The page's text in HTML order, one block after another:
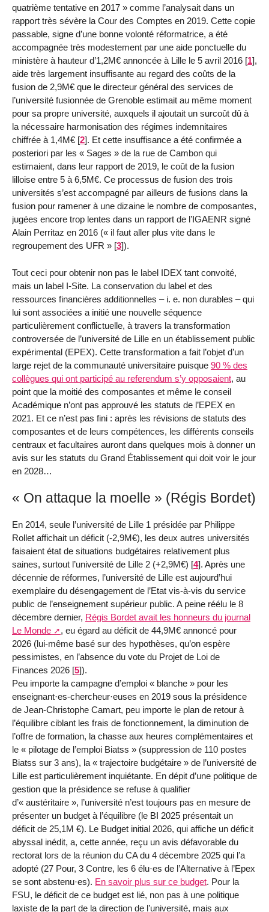
quatrième tentative en 2017 » comme l’analysait dans un
rapport très sévère la Cour des Comptes en 2019. Cette copie
passable, signe d’une bonne volonté réformatrice, a été
accompagnée très modestement par une aide ponctuelle du
ministère à hauteur d’1,2M€ annoncée à Lille le 5 avril 2016 [1],
aide très largement insuffisante au regard des coûts de la
fusion de 2,9M€ que le directeur général des services de
l’université fusionnée de Grenoble estimait au même moment
pour sa propre université, auxquels il ajoutait un surcoût dû à
la nécessaire harmonisation des régimes indemnitaires
chiffrée à 1,4M€ [2]. Et cette insuffisance a été confirmée a
posteriori par les « Sages » de la rue de Cambon qui
estimaient, dans leur rapport de 2019, le coût de la fusion
lilloise entre 5 à 6,5M€. Ce processus de fusion des trois
universités s’est accompagné par ailleurs de fusions dans la
fusion pour ramener à une dizaine le nombre de composantes,
jugées encore trop lentes dans un rapport de l’IGAENR signé
Alain Perritaz en 2016 (« il faut aller plus vite dans le
regroupement des UFR » [3]).
Tout ceci pour obtenir non pas le label IDEX tant convoité,
mais un label I-Site. La conservation du label et des
ressources financières additionnelles – i. e. non durables – qui
lui sont associées a initié une nouvelle séquence
particulièrement conflictuelle, à travers la transformation
controversée de l’université de Lille en un établissement public
expérimental (EPEX). Cette transformation a fait l’objet d’un
large rejet de la communauté universitaire puisque 90 % des
collègues qui ont participé au referendum s’y opposaient, au
point que la moitié des composantes et même le conseil
Académique n’ont pas approuvé les statuts de l’EPEX en
2021. Et ce n’est pas fini : après les révisions de statuts des
composantes et de leurs compétences, les différents conseils
centraux et facultaires auront dans quelques mois à donner un
avis sur les statuts du Grand Établissement qui doit voir le jour
en 2028…
« On attaque la moelle » (Régis Bordet)
En 2014, seule l’université de Lille 1 présidée par Philippe
Rollet affichait un déficit (-2,9M€), les deux autres universités
faisaient état de situations budgétaires relativement plus
saines, surtout l’université de Lille 2 (+2,9M€) [4]. Après une
décennie de réformes, l’université de Lille est aujourd’hui
exemplaire du désengagement de l’Etat vis-à-vis du service
public de l’enseignement supérieur public. A peine réélu le 8
décembre dernier, Régis Bordet avait les honneurs du journal
Le Monde
, eu égard au déficit de 44,9M€ annoncé pour
2026 (lui-même basé sur des hypothèses, qu’on espère
pessimistes, en l’absence du vote du Projet de Loi de
Finances 2026 [5]).
Peu importe la campagne d’emploi « blanche » pour les
enseignant·es-chercheur·euses en 2019 sous la présidence
de Jean-Christophe Camart, peu importe le plan de retour à
l’équilibre ciblant les frais de fonctionnement, la diminution de
l’offre de formation, la chasse aux heures complémentaires et
le « pilotage de l’emploi Biatss » (suppression de 110 postes
Biatss sur 3 ans), la « trajectoire budgétaire » de l’université de
Lille est particulièrement inquiétante. En dépit d’une politique de
gestion que la présidence se refuse à qualifier
d’« austéritaire », l’université n’est toujours pas en mesure de
présenter un budget à l’équilibre (le BI 2025 présentait un
déficit de 25,1M €). Le Budget initial 2026, qui affiche un déficit
abyssal inédit, a, cette année, reçu un avis défavorable du
rectorat lors de la réunion du CA du 4 décembre 2025 qui l’a
adopté (27 Pour, 3 Contre, les 6 élu·es de l’Alternative à l’Epex
se sont abstenu·es). En savoir plus sur ce budget. Pour la
FSU, le déficit de ce budget est lié, non pas à une politique
laxiste de la part de la direction de l’université, mais aux